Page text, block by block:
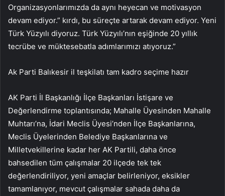
Organizasyonlarımızda da aynı heyecan ve motivasyon
devam ediyor.” kırdı, bu süreçte artarak devam ediyor. Yeni
Türk Yüzyılı diyoruz. Türk Yüzyılı’nın eşiğinde 20 yıllık
tecrübe ve müktesebatla adımlarımızı atıyoruz.”
Ak Parti Balıkesir il teşkilatı tam kadro seçime hazır
AK Parti İl Başkanlığı İlçe Başkanları İstişare ve
Değerlendirme toplantısında; Mahalle Üyesinden Mahalle
Muhtarı’na, İdari Meclis Üyesi’nden İlçe Başkanlarına,
Meclis Üyelerinden Belediye Başkanlarına ve
Milletvekillerine kadar her AK Partili, daha önce
bahsedilen tüm çalışmalar 20 ilçede tek tek
değerlendiriliyor, yeni amaçlar belirleniyor, eksikler
tamamlanıyor, mevcut çalışmalar sahada daha da